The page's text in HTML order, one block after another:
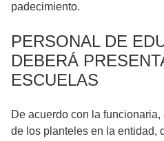
padecimiento.
PERSONAL DE
DEBERÁ
ESCUELAS
De acuerdo con la
de los planteles en la entidad,